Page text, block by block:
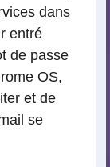
dans
entré
de passe
OS,
et de
se